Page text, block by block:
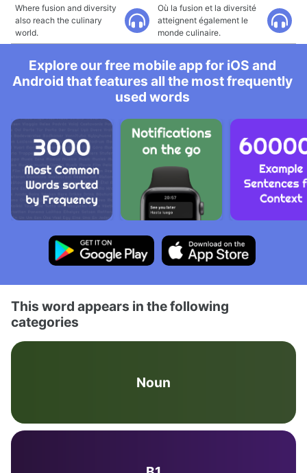
Where fusion and diversity
also reach the culinary
world.
Où la fusion et la diversité
atteignent également le
monde culinaire.
Explore our free mobile app for iOS and
Android that features all the most frequently
used words
This word appears in the following
categories
Noun